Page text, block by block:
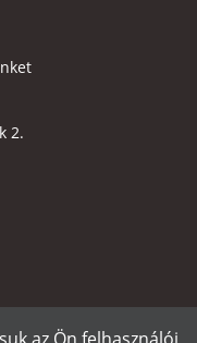
2.